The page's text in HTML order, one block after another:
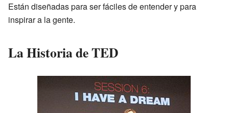
Están diseñadas para ser fáciles de entender y para
inspirar a la gente.
La Historia de TED